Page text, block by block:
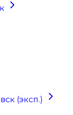
(эксп.)